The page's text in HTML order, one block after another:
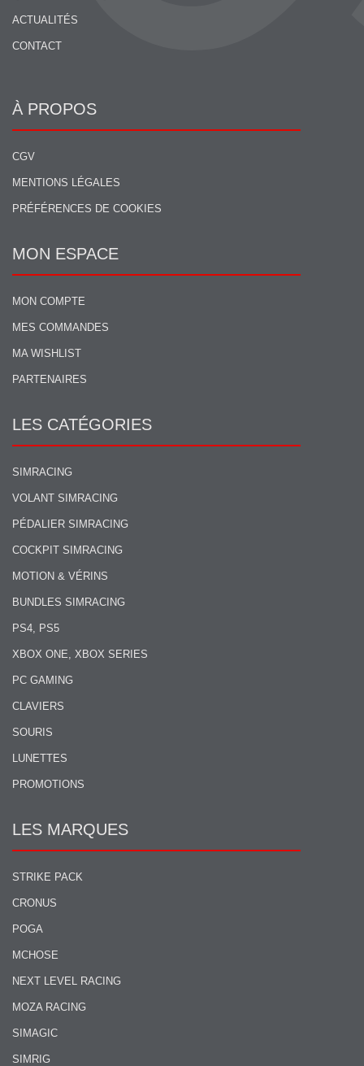
ACTUALITÉS
CONTACT
À PROPOS
CGV
MENTIONS LÉGALES
PRÉFÉRENCES DE COOKIES
MON ESPACE
MON COMPTE
MES COMMANDES
MA WISHLIST
PARTENAIRES
LES CATÉGORIES
SIMRACING
VOLANT SIMRACING
PÉDALIER SIMRACING
COCKPIT SIMRACING
MOTION & VÉRINS
BUNDLES SIMRACING
PS4, PS5
XBOX ONE, XBOX SERIES
PC GAMING
CLAVIERS
SOURIS
LUNETTES
PROMOTIONS
LES MARQUES
STRIKE PACK
CRONUS
POGA
MCHOSE
NEXT LEVEL RACING
MOZA RACING
SIMAGIC
SIMRIG